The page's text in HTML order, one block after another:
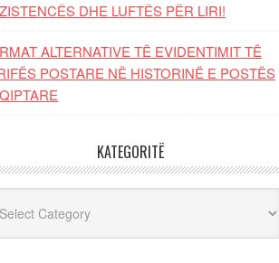
DHE LUFTЁS PЁR LIRI!
ALTERNATIVE TË EVIDENTIMIT TË
POSTARE NË HISTORINË E POSTËS
KATEGORITË